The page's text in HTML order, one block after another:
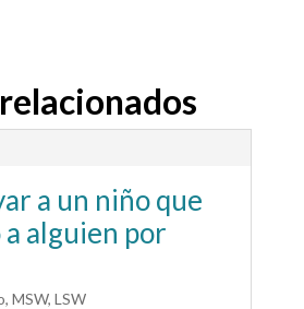
a un niño que
alguien por
MSW, LSW